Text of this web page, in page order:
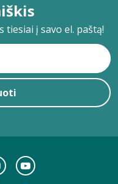
tiesiai į savo el. paštą!